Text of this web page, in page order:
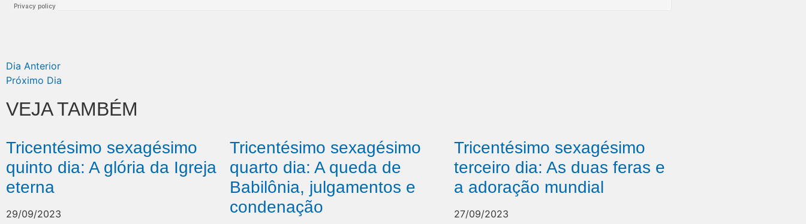
Dia Anterior
Próximo Dia
VEJA TAMBÉM
Tricentésimo sexagésimo
quinto dia: A glória da Igreja
eterna
29/09/2023
Tricentésimo sexagésimo
quarto dia: A queda de
Babilônia, julgamentos e
condenação
Tricentésimo sexagésimo
terceiro dia: As duas feras e
a adoração mundial
27/09/2023